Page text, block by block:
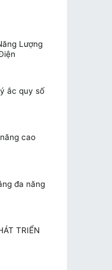
Lượng
ắc quy số
cao
đa năng
TRIỂN